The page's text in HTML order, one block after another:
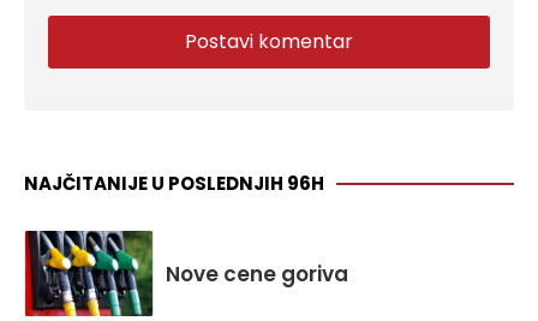
NAJČITANIJE U POSLEDNJIH 96H
Nove cene goriva